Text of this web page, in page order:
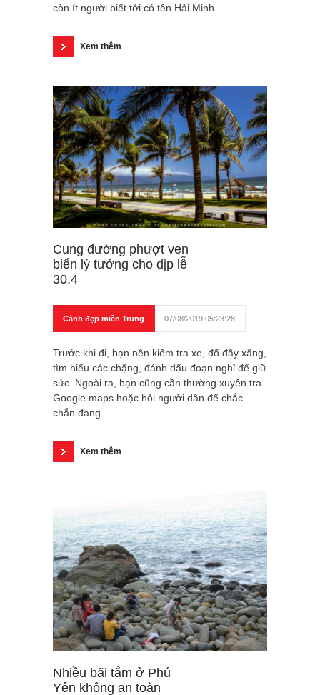
còn ít người biết tới có tên Hải Minh.
Xem thêm
Cung đường phượt ven
biển lý tưởng cho dịp lễ
30.4
Cảnh đẹp miền Trung 07/08/2019 05:23:28
Trước khi đi, bạn nên kiểm tra xe, đổ đầy xăng,
tìm hiểu các chặng, đánh dấu đoạn nghỉ để giữ
sức. Ngoài ra, bạn cũng cần thường xuyên tra
Google maps hoặc hỏi người dân để chắc
chắn đang...
Xem thêm
Nhiều bãi tắm ở Phú
Yên không an toàn